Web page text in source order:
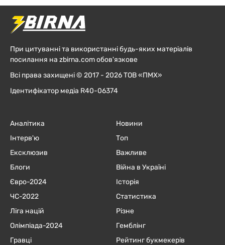
При цитуванні та використанні будь-яких матеріалів
посилання на zbirna.com обов'язкове
Всі права захищені © 2017 - 2026 ТОВ «ПМХ»
Ідентифікатор медіа R40-06374
Аналітика
Інтерв'ю
Ексклюзив
Блоги
Євро-2024
ЧC-2022
Ліга націй
Олімпіада-2024
Гравці
Новини
Топ
Важливе
Війна в Україні
Історія
Статистика
Різне
Гемблінг
Рейтинг букмекерів